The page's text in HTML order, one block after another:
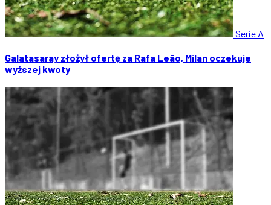
Serie A
Galatasaray złożył ofertę za Rafa Leão, Milan oczekuje
wyższej kwoty